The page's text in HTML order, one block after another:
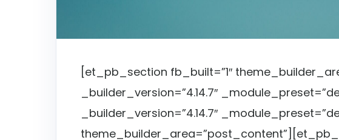
[et_pb_section fb_built=”1″
_builder_version=”4.14.7″
_builder_version=”4.14.7″